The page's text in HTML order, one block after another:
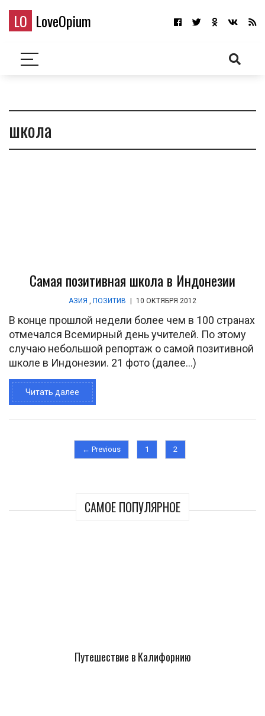
LO LoveOpium
школа
Самая позитивная школа в Индонезии
АЗИЯ , ПОЗИТИВ 10 ОКТЯБРЯ 2012
В конце прошлой недели более чем в 100 странах
отмечался Всемирный день учителей. По этому
случаю небольшой репортаж о самой позитивной
школе в Индонезии. 21 фото (далее…)
Читать далее
← Previous 1 2
САМОЕ ПОПУЛЯРНОЕ
Путешествие в Калифорнию